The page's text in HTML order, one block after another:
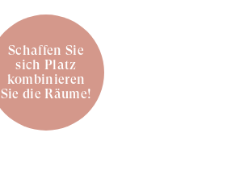
Schaffen Sie
sich Platz
kombinieren
Sie die Räume!